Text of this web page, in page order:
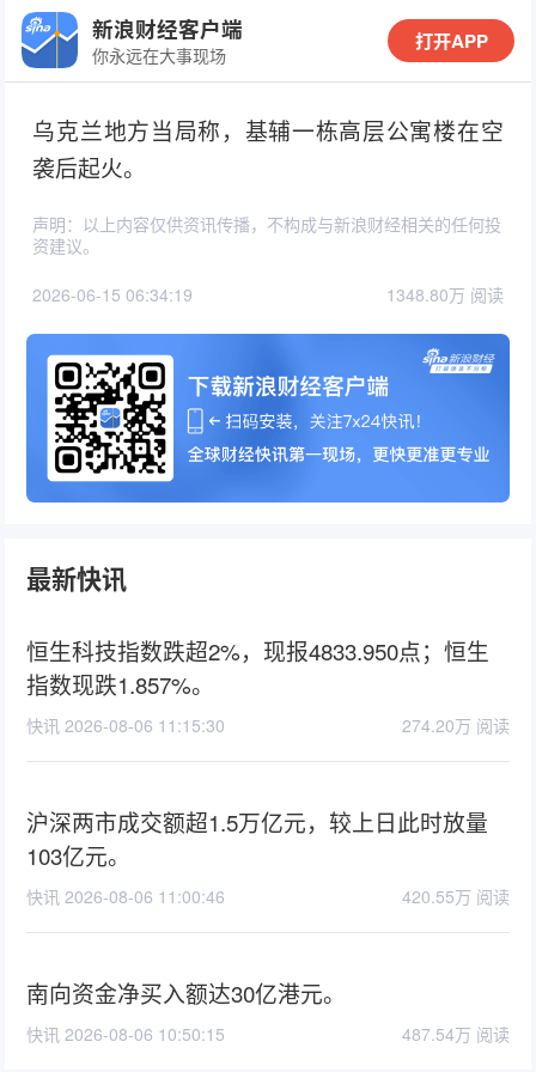
新浪财经客户端
你永远在大事现场
打开APP
乌克兰地方当局称，基辅一栋高层公寓楼在空
袭后起火。
声明：以上内容仅供资讯传播，不构成与新浪财经相关的任何投
资建议。
2026-06-15 06:34:19 1348.80万 阅读
最新快讯
恒生科技指数跌超2%，现报4833.950点；恒生
指数现跌1.857%。
快讯 2026-08-06 11:15:30 274.20万 阅读
沪深两市成交额超1.5万亿元，较上日此时放量
103亿元。
快讯 2026-08-06 11:00:46 420.55万 阅读
南向资金净买入额达30亿港元。
快讯 2026-08-06 10:50:15 487.54万 阅读